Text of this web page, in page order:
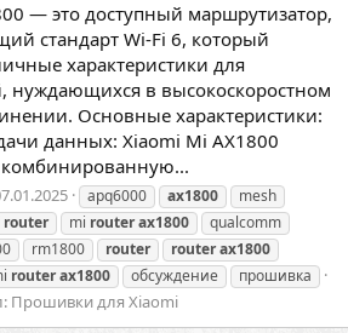
— это доступный маршрутизатор,
стандарт Wi-Fi 6, который
характеристики для
нуждающихся в высокоскоростном
Основные характеристики:
данных: Xiaomi Mi AX1800
apq6000 ax1800
mesh
router mi routerax1800
qualcomm
rm1800 router routerax1800
routerax1800 обсуждение прошивка
Прошивки для Xiaomi